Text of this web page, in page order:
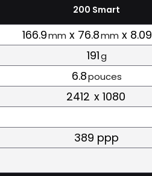
200 Smart
166.9mm x 76.8mm x 8.09
191g
6.8pouces
2412 x 1080
389 ppp